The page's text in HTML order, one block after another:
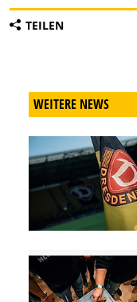
TEILEN
WEITERE NEWS